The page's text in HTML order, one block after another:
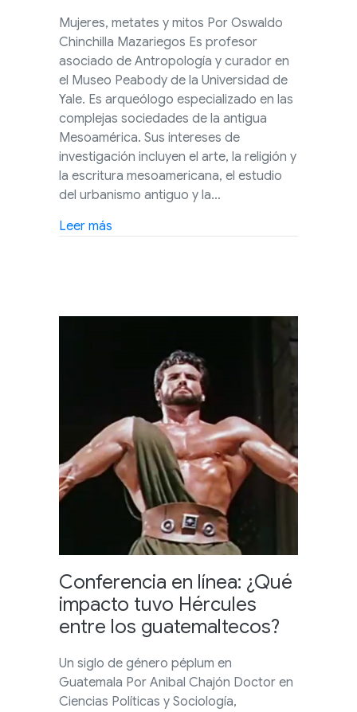
Mujeres, metates y mitos Por Oswaldo
Chinchilla Mazariegos Es profesor
asociado de Antropología y curador en
el Museo Peabody de la Universidad de
Yale. Es arqueólogo especializado en las
complejas sociedades de la antigua
Mesoamérica. Sus intereses de
investigación incluyen el arte, la religión y
la escritura mesoamericana, el estudio
del urbanismo antiguo y la…
Leer más
Conferencia en línea: ¿Qué
impacto tuvo Hércules
entre los guatemaltecos?
Un siglo de género péplum en
Guatemala Por Anibal Chajón Doctor en
Ciencias Políticas y Sociología,